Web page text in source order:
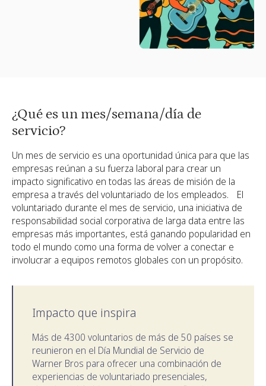
¿Qué es un mes/semana/día de
servicio?
Un mes de servicio es una oportunidad única para que las
empresas reúnan a su fuerza laboral para crear un
impacto significativo en todas las áreas de misión de la
empresa a través del voluntariado de los empleados. El
voluntariado durante el mes de servicio, una iniciativa de
responsabilidad social corporativa de larga data entre las
empresas más importantes, está ganando popularidad en
todo el mundo como una forma de volver a conectar e
involucrar a equipos remotos globales con un propósito.
Impacto que inspira
Más de 4300 voluntarios de más de 50 países se
reunieron en el Día Mundial de Servicio de
Warner Bros para ofrecer una combinación de
experiencias de voluntariado presenciales,